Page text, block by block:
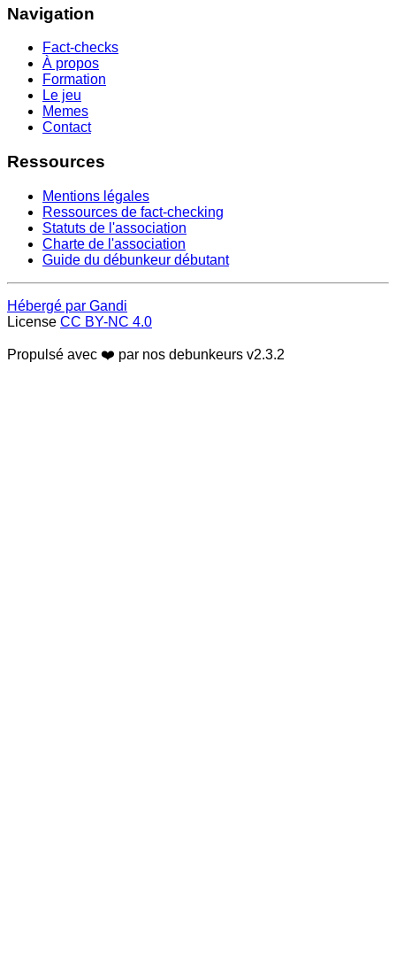
Navigation
Fact-checks
À propos
Formation
Le jeu
Memes
Contact
Ressources
Mentions légales
Ressources de fact-checking
Statuts de l'association
Charte de l'association
Guide du débunkeur débutant
Hébergé par Gandi
License CC BY-NC 4.0
Propulsé avec ❤️ par nos debunkeurs v2.3.2